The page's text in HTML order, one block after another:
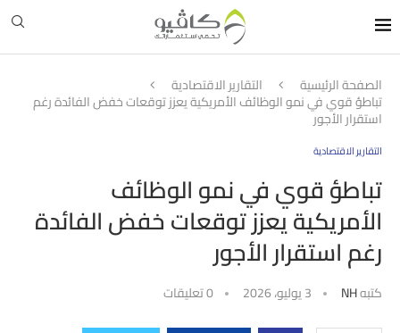
الصفحة الرئيسية التقارير الاقتصادية
تباطؤ قوي في نمو الوظائف الأمريكية يعزز توقعات خفض الفائدة رغم
استقرار الأجور
التقارير الاقتصادية
تباطؤ قوي في نمو الوظائف
الأمريكية يعزز توقعات خفض الفائدة
رغم استقرار الأجور
كتبهNH 3 يوليو، 2026 0 تعليقات